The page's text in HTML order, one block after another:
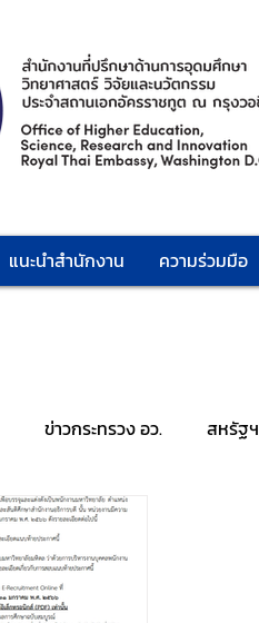
แนะนำสำนักงาน ความร่วมมือ
ข่าวกระทรวง อว. สหรัฐฯ